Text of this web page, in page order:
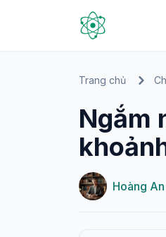
Trang chủ
Ngắm
Hoàng An